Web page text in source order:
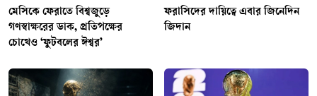
মেসিকে ফেরাতে বিশ্বজুড়ে
গণস্বাক্ষরের ডাক, প্রতিপক্ষের
চোখেও ‘ফুটবলের ঈশ্বর’
ফরাসিদের দায়িত্বে এবার জিনেদিন
জিদান